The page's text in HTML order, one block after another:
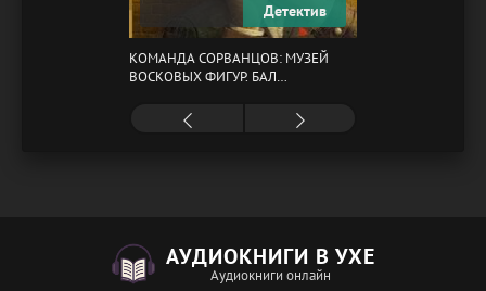
Детектив
КОМАНДА СОРВАНЦОВ: МУЗЕЙ
ВОСКОВЫХ ФИГУР. БАЛ
АУДИОКНИГИ В УХЕ
Аудиокниги онлайн